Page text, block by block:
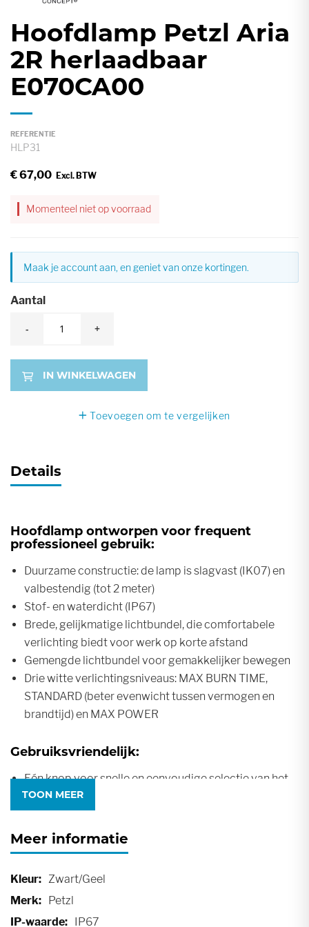
Ga
naar
het
begin
van
de
afbeeldingen-
gallerij
Hoofdlamp Petzl Aria
2R herlaadbaar
E070CA00
REFERENTIE
HLP31
€ 67,00
Momenteel niet op voorraad
Maak je account aan, en geniet van onze kortingen.
Aantal
- +
IN WINKELWAGEN
Toevoegen om te vergelijken
Details
Hoofdlamp ontworpen voor frequent
professioneel gebruik:
Duurzame constructie: de lamp is slagvast (IK07) en
valbestendig (tot 2 meter)
Stof- en waterdicht (IP67)
Brede, gelijkmatige lichtbundel, die comfortabele
verlichting biedt voor werk op korte afstand
Gemengde lichtbundel voor gemakkelijker bewegen
Drie witte verlichtingsniveaus: MAX BURN TIME,
STANDARD (beter evenwicht tussen vermogen en
brandtijd) en MAX POWER
Gebruiksvriendelijk:
Eén knop voor snelle en eenvoudige selectie van het
verlichtingsniveau
Met de plaat kunt u de lamp gemakkelijk in de
gewenste richting richten
Batterijlaadindicator toont het batterijniveau telkens
LOCK-functie voorkomt dat de lamp wordt
ingeschakeld tijdens vervoer of opslag
TOON MEER
Meer informatie
Meer
informatie
Zwart/Geel
Petzl
IP67